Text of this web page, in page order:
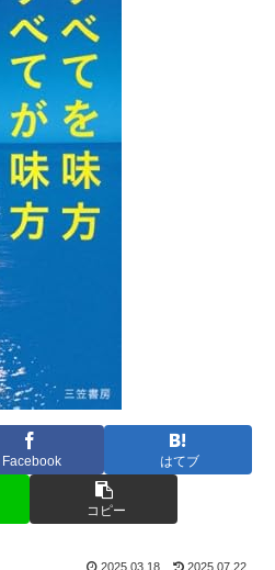
Facebook はてブ
コピー
2025.03.18 2025.07.22